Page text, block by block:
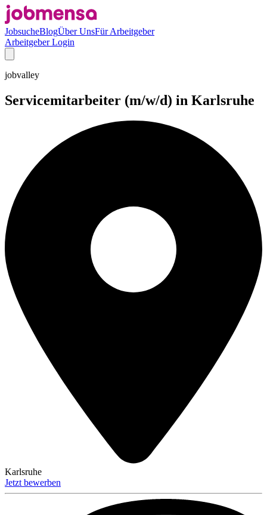
JobsucheBlogÜber UnsFür Arbeitgeber
Arbeitgeber Login
jobvalley
Servicemitarbeiter (m/w/d) in Karlsruhe
Karlsruhe
Jetzt bewerben